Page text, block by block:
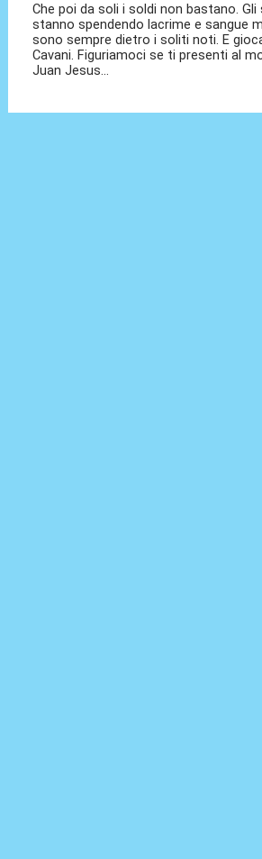
Che poi da soli i soldi non bastano. Gli
stanno spendendo lacrime e sangue
sono sempre dietro i soliti noti. E
Cavani. Figuriamoci se ti presenti al
Juan Jesus...